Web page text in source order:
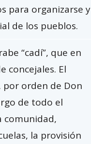
para organizarse y
de los pueblos.
“cadí”, que en
concejales. El
por orden de Don
de todo el
comunidad,
la provisión